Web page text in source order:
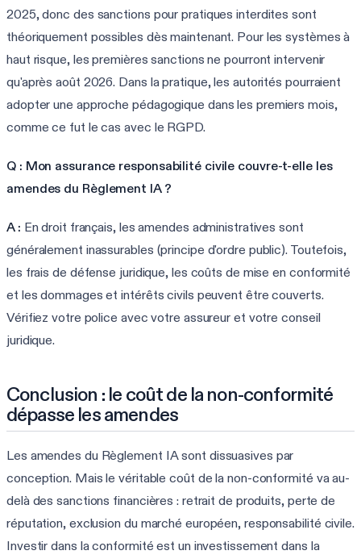
2025, donc des sanctions pour pratiques interdites sont
théoriquement possibles dès maintenant. Pour les systèmes à
haut risque, les premières sanctions ne pourront intervenir
qu'après août 2026. Dans la pratique, les autorités pourraient
adopter une approche pédagogique dans les premiers mois,
comme ce fut le cas avec le RGPD.
Q : Mon assurance responsabilité civile couvre-t-elle les
amendes du Règlement IA ?
A : En droit français, les amendes administratives sont
généralement inassurables (principe d'ordre public). Toutefois,
les frais de défense juridique, les coûts de mise en conformité
et les dommages et intérêts civils peuvent être couverts.
Vérifiez votre police avec votre assureur et votre conseil
juridique.
Conclusion : le coût de la non-conformité
dépasse les amendes
Les amendes du Règlement IA sont dissuasives par
conception. Mais le véritable coût de la non-conformité va au-
delà des sanctions financières : retrait de produits, perte de
réputation, exclusion du marché européen, responsabilité civile.
Investir dans la conformité est un investissement dans la